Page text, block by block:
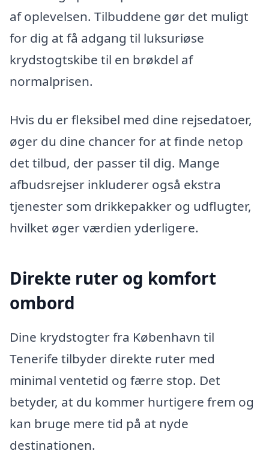
af oplevelsen. Tilbuddene gør det muligt
for dig at få adgang til luksuriøse
krydstogtskibe til en brøkdel af
normalprisen.
Hvis du er fleksibel med dine rejsedatoer,
øger du dine chancer for at finde netop
det tilbud, der passer til dig. Mange
afbudsrejser inkluderer også ekstra
tjenester som drikkepakker og udflugter,
hvilket øger værdien yderligere.
Direkte ruter og komfort
ombord
Dine krydstogter fra København til
Tenerife tilbyder direkte ruter med
minimal ventetid og færre stop. Det
betyder, at du kommer hurtigere frem og
kan bruge mere tid på at nyde
destinationen.